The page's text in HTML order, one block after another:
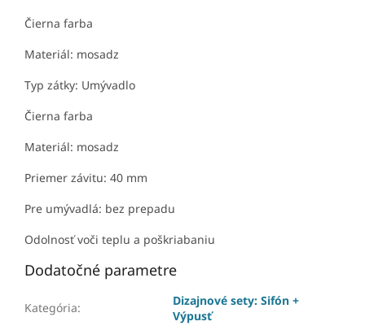
Čierna farba
Materiál: mosadz
Typ zátky: Umývadlo
Čierna farba
Materiál: mosadz
Priemer závitu: 40 mm
Pre umývadlá: bez prepadu
Odolnosť voči teplu a poškriabaniu
Dodatočné parametre
Kategória:
Dizajnové sety: Sifón +
Výpusť